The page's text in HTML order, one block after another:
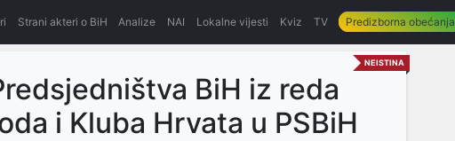
Strani akteri o BiH Analize NAI Lokalne vijesti Kviz TV Predizborna obećanja
NEISTINA
BiH iz reda
i Kluba Hrvata u PSBiH